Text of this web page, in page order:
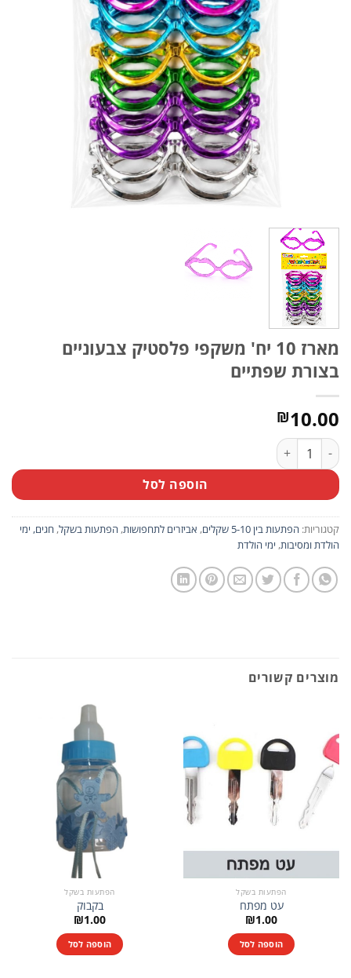
מארז 10 יח' משקפי פלסטיק צבעוניים
בצורת שפתיים
₪10.00
כמות של מארז 10 יח' משקפי פלסטיק צבעוניים בצורת שפתיים
הוספה לסל
קטגוריות: הפתעות בין 5-10 שקלים , אביזרים לתחפושות, הפתעות בשקל, חגים, ימי
הולדת ומסיבות, ימי הולדת
מוצרים קשורים
הפתעות בשקל
עט מפתח
₪1.00
הוספה לסל
הפתעות בשקל
בקבוק
₪1.00
הוספה לסל